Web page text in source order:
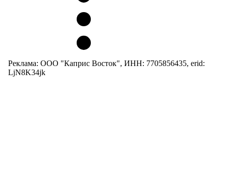
Реклама: ООО "Каприс Восток", ИНН: 7705856435, erid:
LjN8K34jk